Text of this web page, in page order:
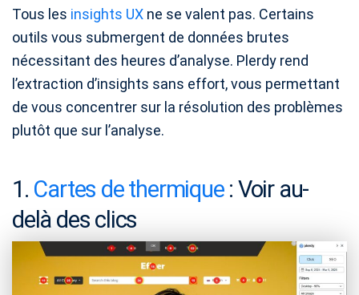
Tous les insights UX ne se valent pas. Certains
outils vous submergent de données brutes
nécessitant des heures d’analyse. Plerdy rend
l’extraction d’insights sans effort, vous permettant
de vous concentrer sur la résolution des problèmes
plutôt que sur l’analyse.
1. Cartes de thermique: Voir au-
delà des clics